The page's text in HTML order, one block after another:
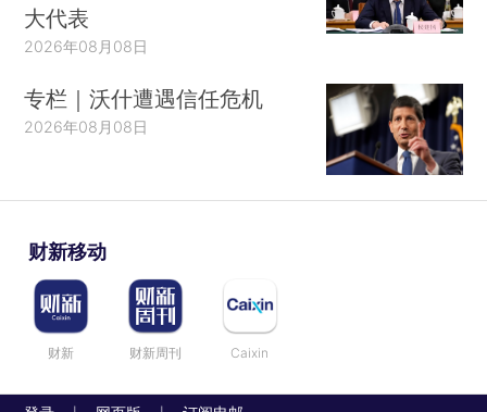
大代表
2026年08月08日
专栏｜沃什遭遇信任危机
2026年08月08日
财新移动
财新 财新周刊 Caixin